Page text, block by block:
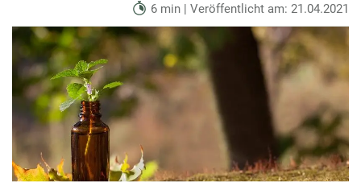
6 min | Veröffentlicht am: 21.04.2021